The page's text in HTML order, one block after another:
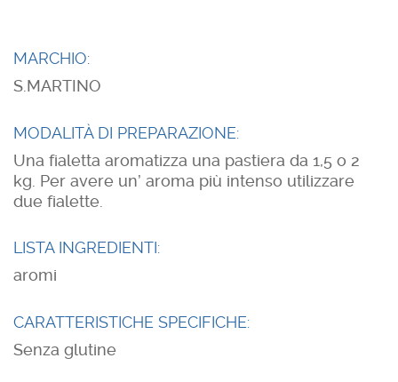
MARCHIO:
S.MARTINO
MODALITÀ DI PREPARAZIONE:
Una fialetta aromatizza una pastiera da 1,5 o 2
kg. Per avere un’ aroma più intenso utilizzare
due fialette.
LISTA INGREDIENTI:
aromi
CARATTERISTICHE SPECIFICHE:
Senza glutine